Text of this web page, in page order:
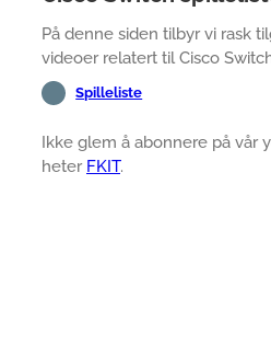
På denne siden tilbyr vi rask
videoer relatert til Cisco
Spilleliste
Ikke glem å abonnere på vår
heter FKIT.